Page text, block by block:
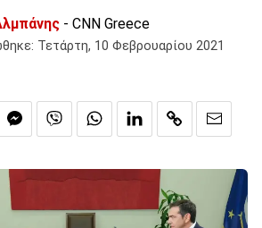
- CNN Greece
Τετάρτη, 10 Φεβρουαρίου 2021